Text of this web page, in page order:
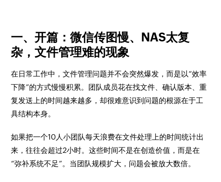
一、开篇：微信传图慢、NAS太复
杂，文件管理难的现象
在日常工作中，文件管理问题并不会突然爆发，而是以“效率
下降”的方式慢慢积累。团队成员花在找文件、确认版本、重
复发送上的时间越来越多，却很难意识到问题的根源在于工
具结构本身。
如果把一个10人小团队每天浪费在文件处理上的时间统计出
来，往往会超过2小时。这些时间不是在创造价值，而是在
“弥补系统不足”。当团队规模扩大，问题会被放大数倍。